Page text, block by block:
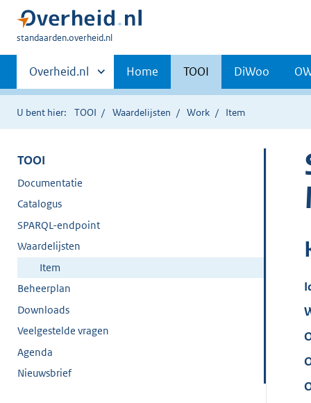
U
hier:
standaarden.overheid.nl
Primaire
navigatie
Andere
sites
binnen
Overheid.nl Home TOOI DiWoo
U bent hier: TOOI Waardelijsten Work Item
TOOI
Documentatie
Catalogus
SPARQL-endpoint
Waardelijsten
Item
Beheerplan
Downloads
Veelgestelde vragen
Agenda
Nieuwsbrief